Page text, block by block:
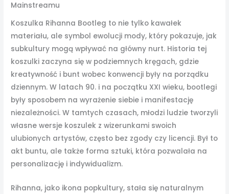
Mainstreamu
Koszulka Rihanna Bootleg to nie tylko kawałek
materiału, ale symbol ewolucji mody, który pokazuje, jak
subkultury mogą wpływać na główny nurt. Historia tej
koszulki zaczyna się w podziemnych kręgach, gdzie
kreatywność i bunt wobec konwencji były na porządku
dziennym. W latach 90. i na początku XXI wieku, bootlegi
były sposobem na wyrażenie siebie i manifestację
niezależności. W tamtych czasach, młodzi ludzie tworzyli
własne wersje koszulek z wizerunkami swoich
ulubionych artystów, często bez zgody czy licencji. Był to
akt buntu, ale także forma sztuki, która pozwalała na
personalizację i indywidualizm.
Rihanna, jako ikona popkultury, stała się naturalnym